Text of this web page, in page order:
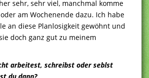
sehr, sehr viel, manchmal komme
am Wochenende dazu. Ich habe
an diese Planlosigkeit gewöhnt und
doch ganz gut zu meinem
arbeitest, schreibst oder seblst